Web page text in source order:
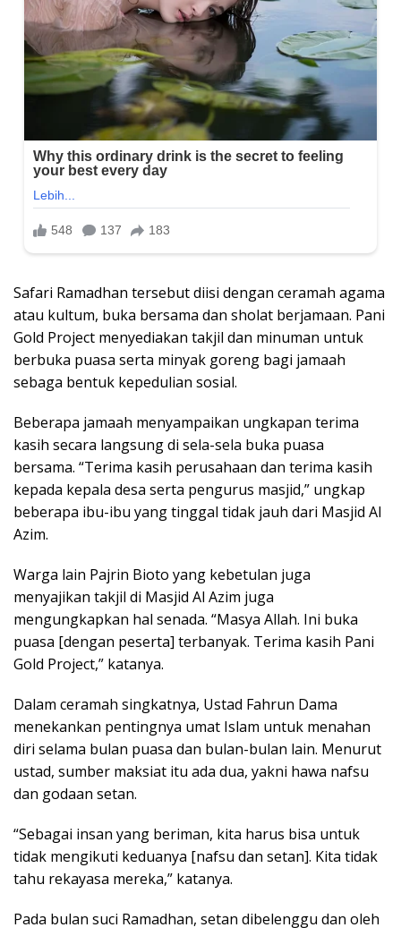
Safari Ramadhan tersebut diisi dengan ceramah agama
atau kultum, buka bersama dan sholat berjamaan. Pani
Gold Project menyediakan takjil dan minuman untuk
berbuka puasa serta minyak goreng bagi jamaah
sebaga bentuk kepedulian sosial.
Beberapa jamaah menyampaikan ungkapan terima
kasih secara langsung di sela-sela buka puasa
bersama. “Terima kasih perusahaan dan terima kasih
kepada kepala desa serta pengurus masjid,” ungkap
beberapa ibu-ibu yang tinggal tidak jauh dari Masjid Al
Azim.
Warga lain Pajrin Bioto yang kebetulan juga
menyajikan takjil di Masjid Al Azim juga
mengungkapkan hal senada. “Masya Allah. Ini buka
puasa [dengan peserta] terbanyak. Terima kasih Pani
Gold Project,” katanya.
Dalam ceramah singkatnya, Ustad Fahrun Dama
menekankan pentingnya umat Islam untuk menahan
diri selama bulan puasa dan bulan-bulan lain. Menurut
ustad, sumber maksiat itu ada dua, yakni hawa nafsu
dan godaan setan.
“Sebagai insan yang beriman, kita harus bisa untuk
tidak mengikuti keduanya [nafsu dan setan]. Kita tidak
tahu rekayasa mereka,” katanya.
Pada bulan suci Ramadhan, setan dibelenggu dan oleh